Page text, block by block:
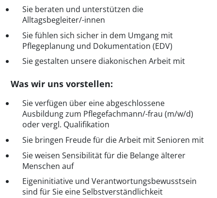
Sie beraten und unterstützen die
Alltagsbegleiter/-innen
Sie fühlen sich sicher in dem Umgang mit
Pflegeplanung und Dokumentation (EDV)
Sie gestalten unsere diakonischen Arbeit mit
Was wir uns vorstellen:
Sie verfügen über eine abgeschlossene
Ausbildung zum Pflegefachmann/-frau (m/w/d)
oder vergl. Qualifikation
Sie bringen Freude für die Arbeit mit Senioren mit
Sie weisen Sensibilität für die Belange älterer
Menschen auf
Eigeninitiative und Verantwortungsbewusstsein
sind für Sie eine Selbstverständlichkeit